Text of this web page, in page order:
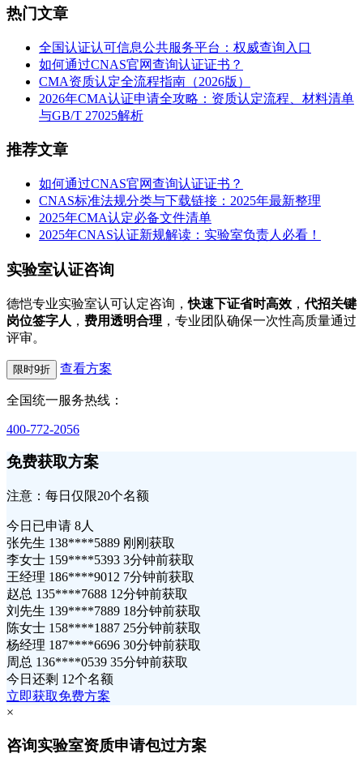
热门文章
全国认证认可信息公共服务平台：权威查询入口
如何通过CNAS官网查询认证证书？
CMA资质认定全流程指南（2026版）
2026年CMA认证申请全攻略：资质认定流程、材料清单
与GB/T 27025解析
推荐文章
如何通过CNAS官网查询认证证书？
CNAS标准法规分类与下载链接：2025年最新整理
2025年CMA认定必备文件清单
2025年CNAS认证新规解读：实验室负责人必看！
实验室认证咨询
德恺专业实验室认可认定咨询，快速下证省时高效 ，代招关键
岗位签字人 ， 费用透明合理 ，专业团队确保一次性高质量通过
评审。
限时9折 查看方案
全国统一服务热线：
400-772-2056
免费获取方案
注意：每日仅限20个名额
今日已申请 8人
张先生 138****5889 刚刚获取
李女士 159****5393 3分钟前获取
王经理 186****9012 7分钟前获取
赵总 135****7688 12分钟前获取
刘先生 139****7889 18分钟前获取
陈女士 158****1887 25分钟前获取
杨经理 187****6696 30分钟前获取
周总 136****0539 35分钟前获取
今日还剩 12个名额
立即获取免费方案
×
咨询实验室资质申请包过方案